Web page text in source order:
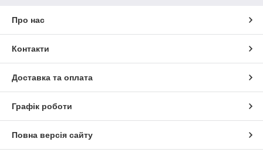
Про нас
Контакти
Доставка та оплата
Графік роботи
Повна версія сайту